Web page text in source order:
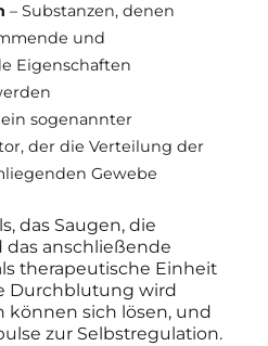
– Substanzen, denen
und
Eigenschaften
sogenannter
der die Verteilung der
Gewebe
das Saugen, die
anschließende
therapeutische Einheit
Durchblutung wird
können sich lösen, und
zur Selbstregulation.